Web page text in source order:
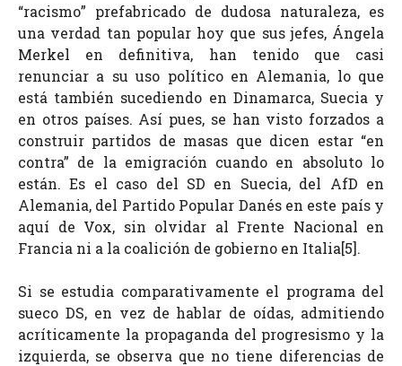
“racismo” prefabricado de dudosa naturaleza, es
una verdad tan popular hoy que sus jefes, Ángela
Merkel en definitiva, han tenido que casi
renunciar a su uso político en Alemania, lo que
está también sucediendo en Dinamarca, Suecia y
en otros países. Así pues, se han visto forzados a
construir partidos de masas que dicen estar “en
contra” de la emigración cuando en absoluto lo
están. Es el caso del SD en Suecia, del AfD en
Alemania, del Partido Popular Danés en este país y
aquí de Vox, sin olvidar al Frente Nacional en
Francia ni a la coalición de gobierno en Italia[5].
Si se estudia comparativamente el programa del
sueco DS, en vez de hablar de oídas, admitiendo
acríticamente la propaganda del progresismo y la
izquierda, se observa que no tiene diferencias de